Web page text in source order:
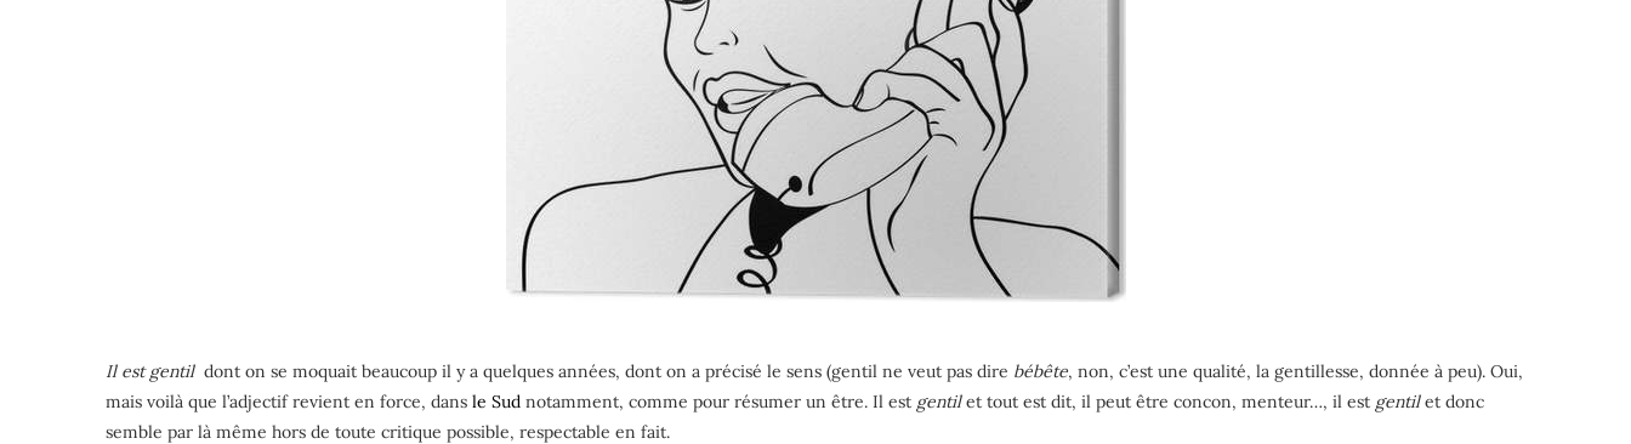
Il est gentil dont on se moquait beaucoup il y a quelques années, dont on a précisé le sens (gentil ne veut pas dire bébête, non, c’est une qualité, la gentillesse, donnée à peu). Oui,
mais voilà que l’adjectif revient en force, dans le Sud notamment, comme pour résumer un être. Il est gentil et tout est dit, il peut être concon, menteur…, il est gentilet donc
semble par là même hors de toute critique possible, respectable en fait.